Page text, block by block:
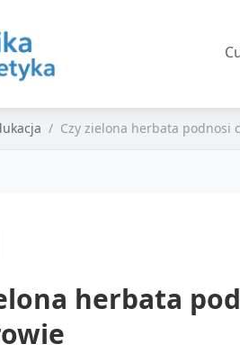
Czy zielona herbata podnosi
herbata